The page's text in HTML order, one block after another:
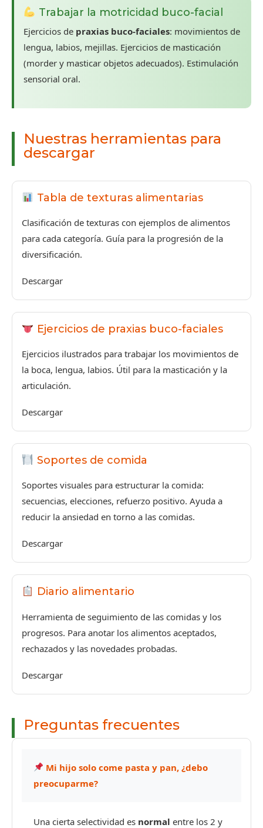
Trabajar la motricidad buco-facial
Ejercicios de praxias buco-faciales: movimientos de
lengua, labios, mejillas. Ejercicios de masticación
(morder y masticar objetos adecuados). Estimulación
sensorial oral.
Nuestras herramientas para
descargar
Tabla de texturas alimentarias
Clasificación de texturas con ejemplos de alimentos
para cada categoría. Guía para la progresión de la
diversificación.
Descargar
Ejercicios de praxias buco-faciales
Ejercicios ilustrados para trabajar los movimientos de
la boca, lengua, labios. Útil para la masticación y la
articulación.
Descargar
Soportes de comida
Soportes visuales para estructurar la comida:
secuencias, elecciones, refuerzo positivo. Ayuda a
reducir la ansiedad en torno a las comidas.
Descargar
Diario alimentario
Herramienta de seguimiento de las comidas y los
progresos. Para anotar los alimentos aceptados,
rechazados y las novedades probadas.
Descargar
Preguntas frecuentes
Mi hijo solo come pasta y pan, ¿debo
preocuparme?
Una cierta selectividad es normal entre los 2 y